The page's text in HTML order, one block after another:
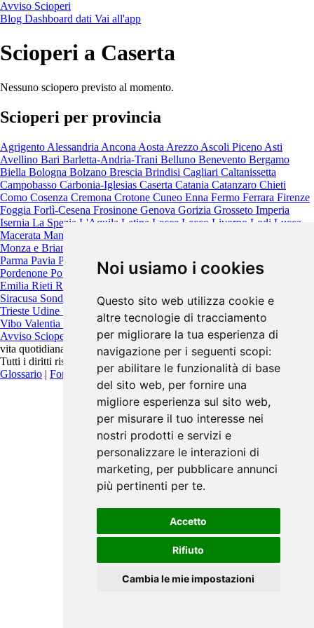
Noi usiamo i cookies
Questo sito web utilizza cookie e
altre tecnologie di tracciamento
per migliorare la tua esperienza di
navigazione per i seguenti scopi:
per abilitare le funzionalità di base
del sito web, per fornire una
migliore esperienza sul sito web,
per misurare il tuo interesse nei
nostri prodotti e servizi e
personalizzare le interazioni di
marketing, per pubblicare annunci
più pertinenti per te.
Accetto
Rifiuto
Cambia le mie impostazioni
Avviso Scioperi
Blog Dashboard dati Vai all'app
Scioperi a Caserta
Nessuno sciopero previsto al momento.
Scioperi per provincia
Agrigento Alessandria Ancona Aosta Arezzo Ascoli Piceno Asti
Avellino Bari Barletta-Andria-Trani Belluno Benevento Bergamo
Biella Bologna Bolzano Brescia Brindisi Cagliari Caltanissetta
Campobasso Carbonia-Iglesias Caserta Catania Catanzaro Chieti
Como Cosenza Cremona Crotone Cuneo Enna Fermo Ferrara Firenze
Foggia Forlì-Cesena Frosinone Genova Gorizia Grosseto Imperia
Isernia La Spezia L'Aquila Latina Lecce Lecco Livorno Lodi Lucca
Macerata Mantova
Monza e Brianza
Parma Pavia Perugia Pesaro e Urbino Pescara Piacenza
Pordenone Potenza PratoRagusaRavenna Reggio Calabria
Emilia Rieti Rimini
Siracusa Sondrio TarantoTeramoTerniTorinoTrapaniTrento
Trieste Udine Varese Venezia Verbano-Cusio-Ossola
Vibo Valentia
VicenzaViterbo
Avviso Scioperi
è un progetto indipendente pensato per migliorare la
vita quotidiana.
Tutti i diritti riservati. Contattaci:
info@avvisoscioperi.it
Glossario | Fonti Privacy Policy